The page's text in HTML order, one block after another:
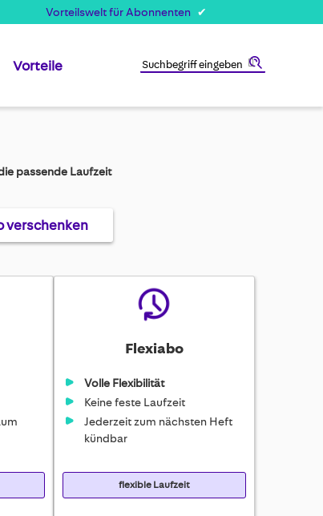
Vorteilswelt für Abonnenten
Vorteile
passende Laufzeit
verschenken
Flexiabo
Volle Flexibilität
Keine feste Laufzeit
Jederzeit zum nächsten Heft
kündbar
flexible Laufzeit